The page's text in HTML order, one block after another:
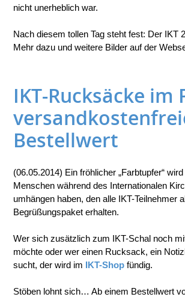
nicht unerheblich war.
Nach diesem tollen Tag steht fest: Der IKT
Mehr dazu und weitere Bilder auf der
IKT-Rucksäcke
Bestellwert
(06.05.2014) Ein fröhlicher „Farbtupfer“
Menschen während des Internationalen
umhängen haben, den alle IKT-
Begrüßungspaket erhalten.
Wer sich zusätzlich zum IKT-Schal noch
möchte oder wer einen Rucksack, ein
sucht, der wird im IKT-Shop fündig.
Stöben lohnt sich… Ab einem Bestellwert